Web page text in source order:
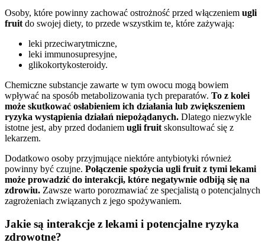
Osoby, które powinny zachować ostrożność przed włączeniem ugli
fruit do swojej diety, to przede wszystkim te, które zażywają:
leki przeciwarytmiczne,
leki immunosupresyjne,
glikokortykosteroidy.
Chemiczne substancje zawarte w tym owocu mogą bowiem
wpływać na sposób metabolizowania tych preparatów. To z kolei
może skutkować osłabieniem ich działania lub zwiększeniem
ryzyka wystąpienia działań niepożądanych. Dlatego niezwykle
istotne jest, aby przed dodaniem ugli fruit skonsultować się z
lekarzem.
Dodatkowo osoby przyjmujące niektóre antybiotyki również
powinny być czujne. Połączenie spożycia ugli fruit z tymi lekami
może prowadzić do interakcji, które negatywnie odbiją się na
zdrowiu. Zawsze warto porozmawiać ze specjalistą o potencjalnych
zagrożeniach związanych z jego spożywaniem.
Jakie są interakcje z lekami i potencjalne ryzyka
zdrowotne?